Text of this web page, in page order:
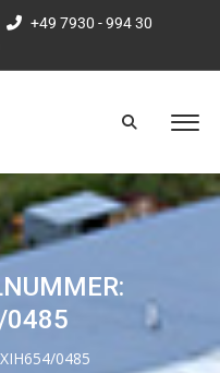
+49 7930 - 994 30
0485
0485